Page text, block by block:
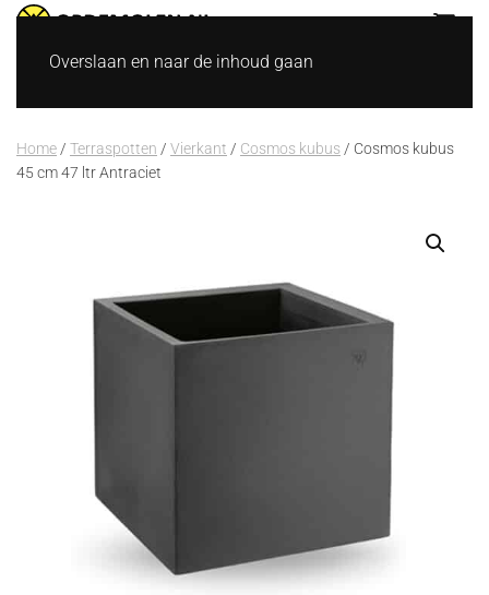
Overslaan en naar de inhoud gaan
Home / Terraspotten / Vierkant / Cosmos kubus / Cosmos kubus
45 cm 47 ltr Antraciet